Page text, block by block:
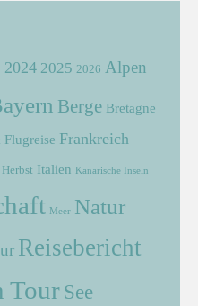
2024 2025 2026 Alpen
Berge Bretagne
Flugreise Frankreich
Herbst Italien Kanarische Inseln
Meer Natur
Reisebericht
Tour See